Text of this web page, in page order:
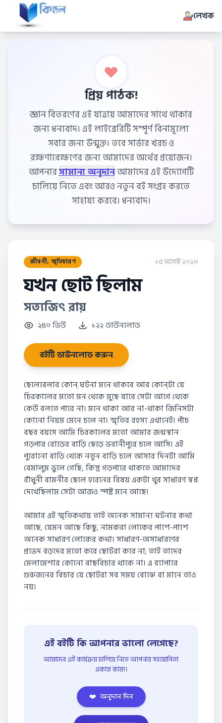
লেখক
প্রিয় পাঠক!
জ্ঞান বিতরণের এই যাত্রায় আমাদের সাথে থাকার
জন্য ধন্যবাদ। এই লাইব্রেরিটি সম্পূর্ণ বিনামূল্যে
সবার জন্য উন্মুক্ত। তবে সার্ভার খরচ ও
রক্ষণাবেক্ষণের জন্য আমাদের অর্থের প্রয়োজন।
আপনার
সামান্য অনুদানআমাদের এই উদ্যোগটি
চালিয়ে নিতে এবং আরও নতুন বই সংগ্রহ করতে
সাহায্য করবে। ধন্যবাদ।
জীবনী, স্মৃতিচারণ ১৫ আগস্ট ২০২৩
যখন ছোট ছিলাম
সত্যজিৎ রায়
২৪০ ভিউ ১২২ ডাউনলোড
বইটি ডাউনলোড করুন
ছেলেবেলার কোন্‌ ঘটনা মনে থাকবে আর কোন্‌টা যে
চিরকালের মতো মন থেকে মুছে যাবে সেটা আগে থেকে
কেউ বলতে পারে না। মনে থাকা আর না-থাকা জিনিসটা
কোনো নিয়ম মেনে চলে না। স্মৃতির রহস্য এখানেই। পাঁচ
বছর বয়সে আমি চিরকালের মতো আমার জন্মস্থান
গড়পার রোডের বাড়ি ছেড়ে ভবানীপুরে চলে আসি। এই
পুরোনো বাড়ি থেকে নতুন বাড়ি চলে আসার দিনটা আমি
বেমালুম ভুলে গেছি, কিন্তু গড়পারে থাকতে আমাদের
রাঁধুনী বামনীর ছেলে হরেনের বিষয় একটা খুব সাধারণ স্বপ্ন
দেখেছিলাম সেটা আজও স্পষ্ট মনে আছে।
আমার এই স্মৃতিকথায় তাই অনেক সামান্য ঘটনার কথা
আছে, যেমন আছে কিছু, নামকরা লোকের পাশে-পাশে
অনেক সাধারণ লোকের কথা। সাধারণ-অসাধারণের
প্রভেদ বড়দের মতো করে ছোটরা করে না; তাই তাদের
মেলামেশার কোনো বাছবিচার থাকে না। এ ব্যাপারে
গুরুজনের বিচার যে ছোটরা সব সময় বোঝে বা মানে তাও
নয়।
এই বইটি কি আপনার ভালো লেগেছে?
আমাদের এই কার্যক্রম চালিয়ে নিতে আপনার সহযোগিতা
একান্ত কাম্য।
❤️ অনুদান দিন